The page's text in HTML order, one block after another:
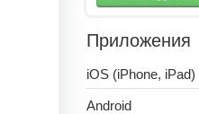
Приложения
iOS (iPhone, iPad)
Android